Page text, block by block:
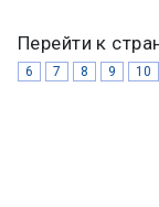
Перейти к
6
7 8 9 10